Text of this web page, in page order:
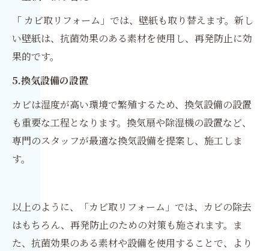
「 カビ取リフォーム」では、壁紙も取り替えます。新し
い壁紙は、抗菌効果のある素材を使用し、再発防止に効
果的です。
5.換気設備の設置
カビは湿度が高い環境で繁殖するため、換気設備の設置
も重要な工程となります。換気扇や除湿機の設置など、
専門のスタッフが最適な換気設備を提案し、施工しま
す。
以上のように、「カビ取リフォーム」では、カビの除去
はもちろん、再発防止のための対策も施されます。ま
た、抗菌効果のある素材や設備を使用することで、より